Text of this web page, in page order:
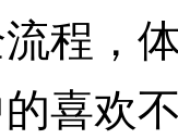
程，
喜欢